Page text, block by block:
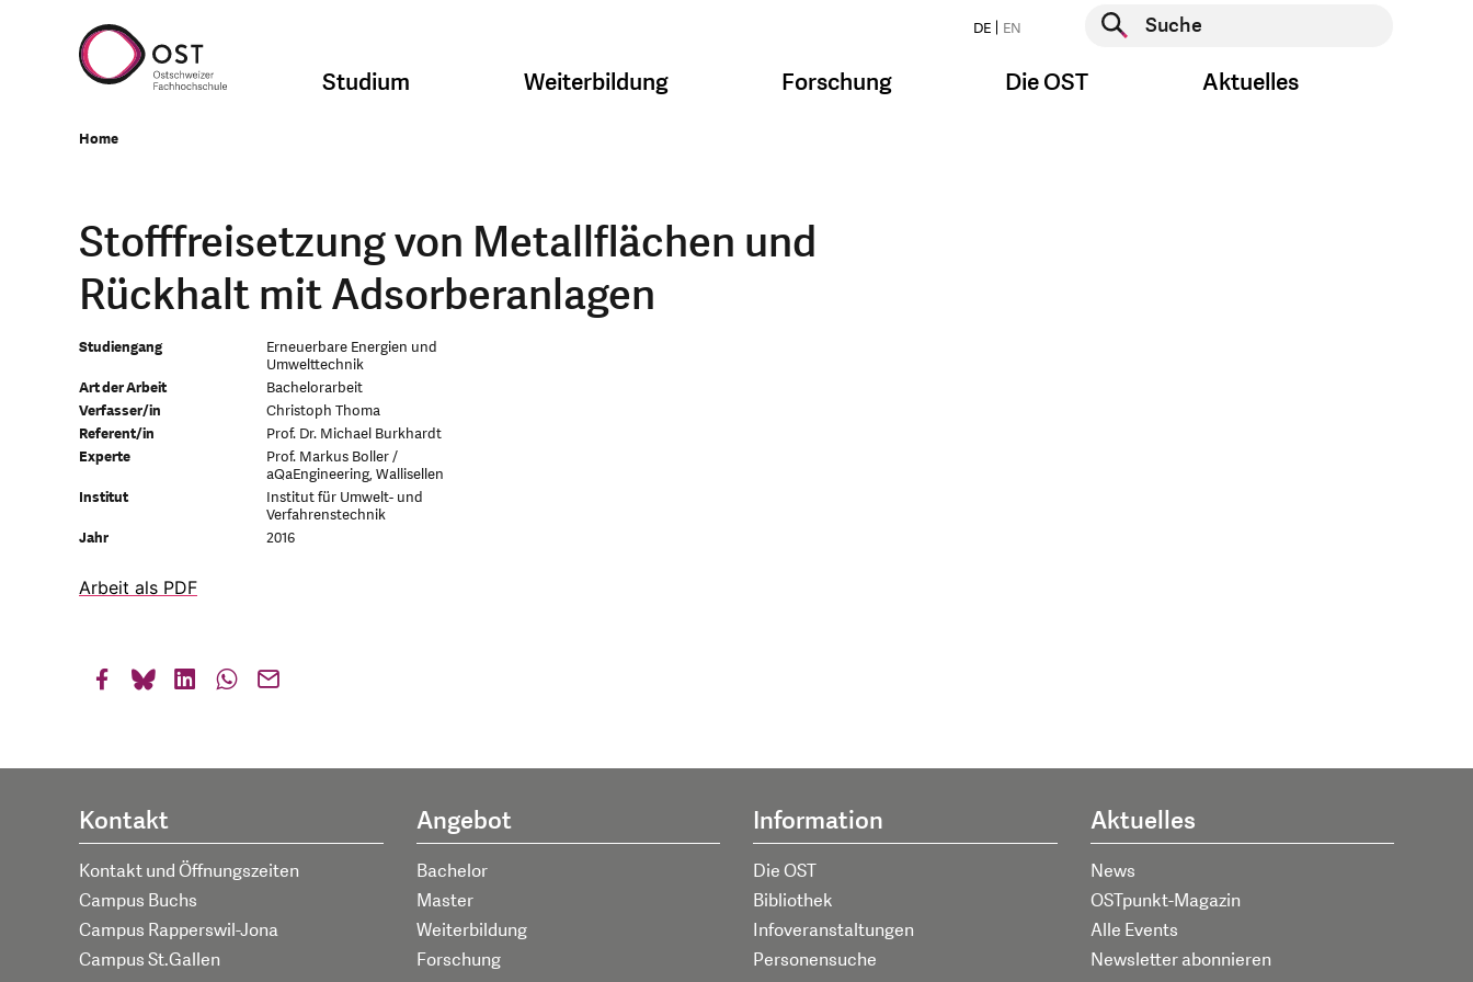
DE EN
Suche starten
Studium Weiterbildung Forschung Die OST Aktuelles
Home
Stofffreisetzung von Metallflächen und
Rückhalt mit Adsorberanlagen
Studiengang
Erneuerbare Energien und
Umwelttechnik
Art der Arbeit
Bachelorarbeit
Verfasser/in
Christoph Thoma
Referent/in
Prof. Dr. Michael Burkhardt
Experte
Prof. Markus Boller /
aQaEngineering, Wallisellen
Institut
Institut für Umwelt- und
Verfahrenstechnik
Jahr
2016
Arbeit als PDF
Kontakt
Kontakt und Öffnungszeiten
Campus Buchs
Campus Rapperswil-Jona
Campus St.Gallen
Angebot
Bachelor
Master
Weiterbildung
Forschung
Information
Die OST
Bibliothek
Infoveranstaltungen
Personensuche
Aktuelles
News
OSTpunkt-Magazin
Alle Events
Newsletter abonnieren